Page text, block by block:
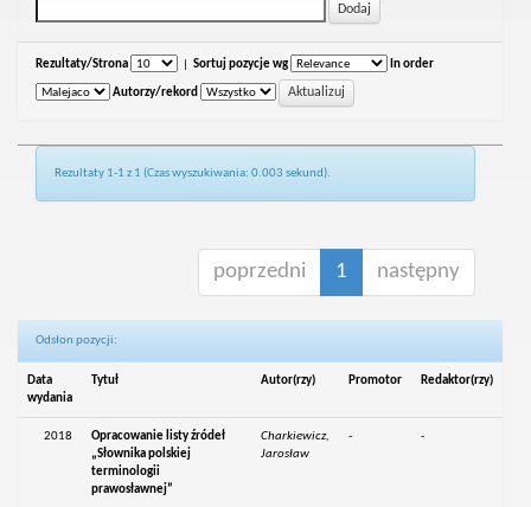
Rezultaty/Strona Sortuj pozycje wg In order
Autorzy/rekord
Rezultaty 1-1 z 1 (Czas wyszukiwania: 0.003 sekund).
poprzedni 1 następny
Odsłon pozycji:
Data
wydania
Tytuł Autor(rzy) Promotor Redaktor(rzy)
2018
Opracowanie listy źródeł
„Słownika polskiej
terminologii
prawosławnej”
Charkiewicz,
Jarosław
- -